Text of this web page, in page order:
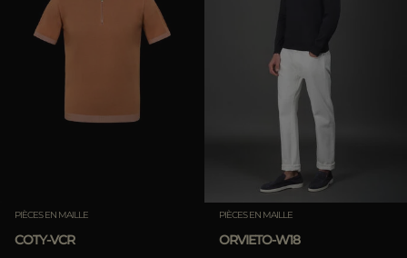
PIÈCES EN MAILLE
COTY-VCR
PIÈCES EN MAILLE
ORVIETO-W18